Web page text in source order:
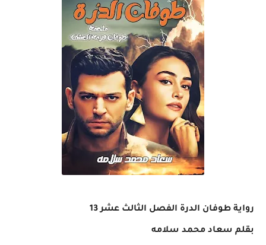
رواية طوفان الدرة الفصل الثالث عشر 13
بقلم سعاد محمد سلامه